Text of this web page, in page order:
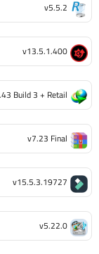
v5.5.2
v13.5.1.400
Build 3 + Retail
v7.23 Final
v15.5.3.19727
v5.22.0